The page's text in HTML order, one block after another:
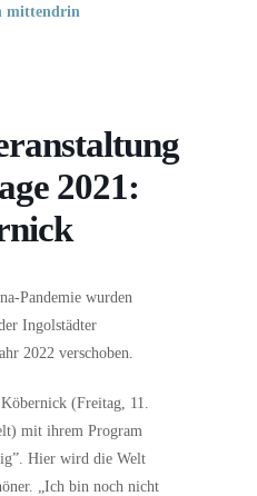
2021:
Pandemie wurden
Ingolstädter
2022 verschoben.
(Freitag, 11.
mit ihrem Program
Hier wird die Welt
„Ich bin noch nicht